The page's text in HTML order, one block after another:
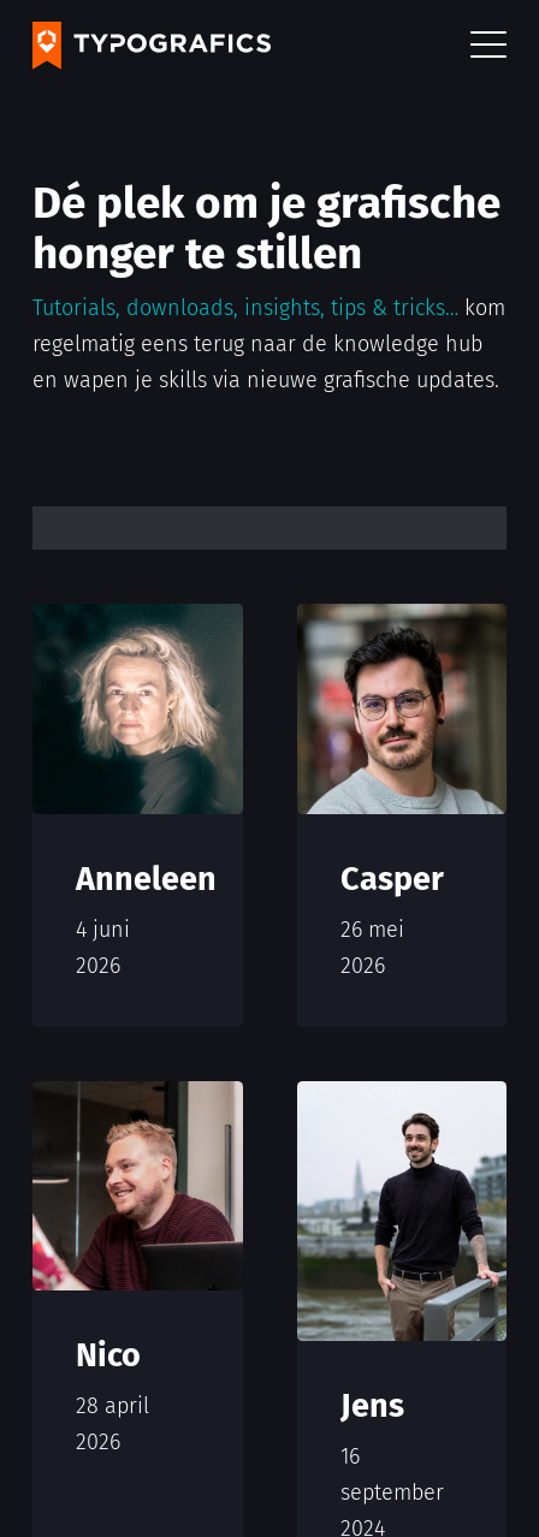
Dé plek om je grafische
honger te stillen
Tutorials, downloads, insights, tips & tricks… kom
regelmatig eens terug naar de knowledge hub
en wapen je skills via nieuwe grafische updates.
Anneleen
4 juni
2026
Casper
26 mei
2026
Nico
28 april
2026
Jens
16
september
2024